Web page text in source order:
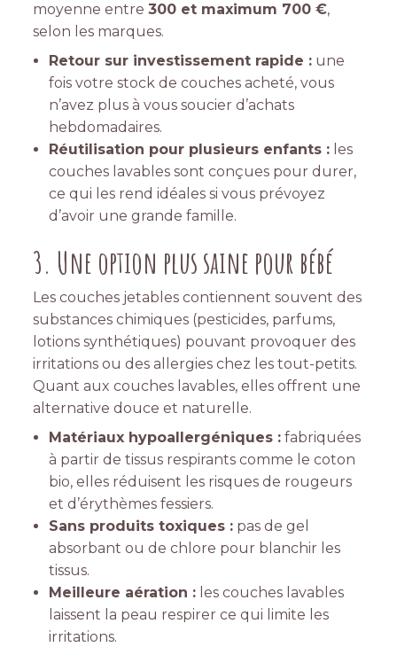
moyenne entre300 et maximum 700 €,
selon les marques.
Retour sur investissement rapide : une
fois votre stock de couches acheté, vous
n’avez plus à vous soucier d’achats
hebdomadaires.
Réutilisation pour plusieurs enfants : les
couches lavables sont conçues pour durer,
ce qui les rend idéales si vous prévoyez
d’avoir une grande famille.
3. Une option plus saine pour bébé
Les couches jetables contiennent souvent des
substances chimiques (pesticides, parfums,
lotions synthétiques) pouvant provoquer des
irritations ou des allergies chez les tout-petits.
Quant aux couches lavables, elles offrent une
alternative douce et naturelle.
Matériaux hypoallergéniques : fabriquées
à partir de tissus respirants comme le coton
bio, elles réduisent les risques de rougeurs
et d’érythèmes fessiers.
Sans produits toxiques : pas de gel
absorbant ou de chlore pour blanchir les
tissus.
Meilleure aération : les couches lavables
laissent la peau respirer ce qui limite les
irritations.